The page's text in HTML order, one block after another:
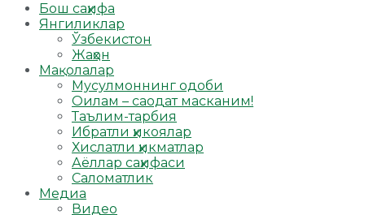
Бош саҳифа
Янгиликлар
Ўзбекистон
Жаҳон
Мақолалар
Мусулмоннинг одоби
Оилам – саодат масканим!
Таълим-тарбия
Ибратли ҳикоялар
Хислатли ҳикматлар
Аёллар саҳифаси
Саломатлик
Медиа
Видео